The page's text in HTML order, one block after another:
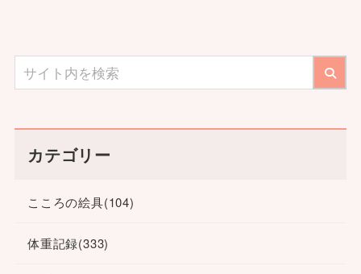
カテゴリー
こころの絵具(104)
体重記録(333)